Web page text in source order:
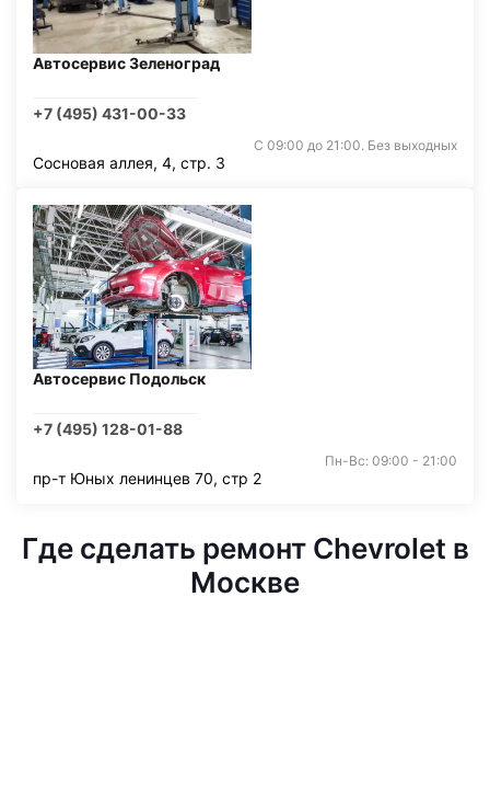
Автосервис Зеленоград
+7 (495) 431-00-33
С 09:00 до 21:00. Без выходных
Сосновая аллея, 4, стр. 3
Автосервис Подольск
+7 (495) 128-01-88
Пн-Вс: 09:00 - 21:00
пр-т Юных ленинцев 70, стр 2
Где сделать ремонт Chevrolet в
Москве